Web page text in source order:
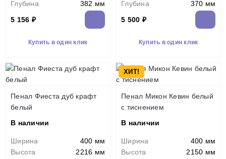
Глубина
382 мм
5 156 ₽
Купить в один клик
Глубина
370 мм
5 500 ₽
Купить в один клик
Пенал Фиеста дуб крафт
белый
В наличии
Ширина
400 мм
Высота
2216 мм
ХИТ!
Пенал Микон Кевин белый
с тиснением
В наличии
Ширина
400 мм
Высота
2150 мм